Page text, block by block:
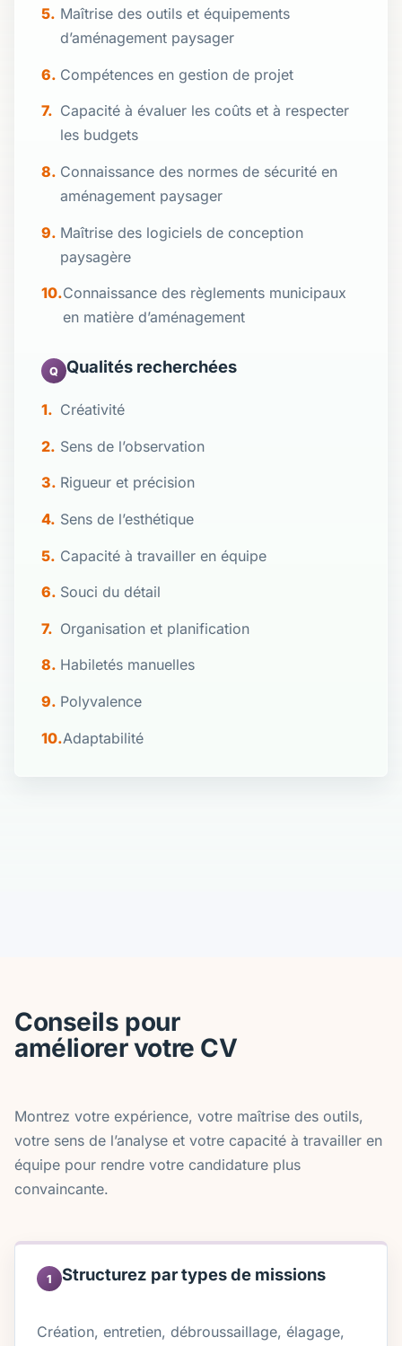
Maîtrise des outils et équipements
d’aménagement paysager
Compétences en gestion de projet
Capacité à évaluer les coûts et à respecter
les budgets
Connaissance des normes de sécurité en
aménagement paysager
Maîtrise des logiciels de conception
paysagère
Connaissance des règlements municipaux
en matière d’aménagement
Q Qualités recherchées
Créativité
Sens de l’observation
Rigueur et précision
Sens de l’esthétique
Capacité à travailler en équipe
Souci du détail
Organisation et planification
Habiletés manuelles
Polyvalence
Adaptabilité
Conseils pour
améliorer votre CV
Montrez votre expérience, votre maîtrise des outils,
votre sens de l’analyse et votre capacité à travailler en
équipe pour rendre votre candidature plus
convaincante.
1 Structurez par types de missions
Création, entretien, débroussaillage, élagage,